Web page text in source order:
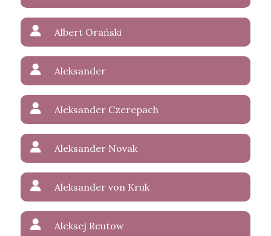
Albert Orański
Aleksander
Aleksander Czerepach
Aleksander Novak
Aleksander von Kruk
Aleksej Reutow